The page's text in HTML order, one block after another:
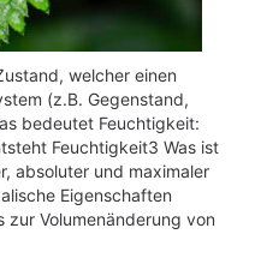
welcher einen
(z.B. Gegenstand,
bedeutet Feuchtigkeit:
Feuchtigkeit3 Was ist
absoluter und maximaler
Eigenschaften
Volumenänderung von